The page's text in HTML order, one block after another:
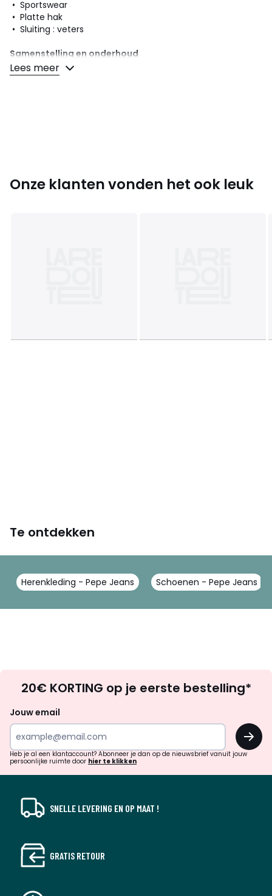
• Sportswear
• Platte hak
• Sluiting : veters
Samenstelling en onderhoud
• Bovenzijde/Schacht : 50% leer, 45% suèdeleer, 5%
polyurethaan
Lees meer
Onze klanten vonden het ook leuk
Te ontdekken
Herenkleding - Pepe Jeans Schoenen - Pepe Jeans
zoek
inspiratie
verrassingen?
20€ KORTING op je eerste bestelling*
Jouw email
OK
Heb je al een klantaccount? Abonneer je dan op de nieuwsbrief vanuit jouw
persoonlijke ruimte door hier te klikken
SNELLE LEVERING EN OP MAAT !
GRATIS RETOUR